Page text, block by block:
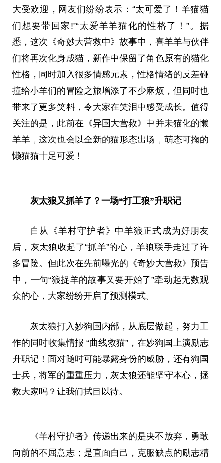
大受欢迎，网友们纷纷表示：“太可爱了！羊猫猫
们想要带回家!”“太爱羊羊猫化的性格了！”。据
悉，这次《奇妙大营救中》故事中，喜羊羊与伙伴
们将再次化身成猫，新作中保留了角色原有的猫化
性格，同时加入很多情感元素，性格情绪的反差碰
撞给小羊们的冒险之旅增添了不少麻烦，但同时也
带来了更多笑料，令大家在笑泪中感受成长。值得
关注的是，此前在《异国大营救》中并未猫化的懒
羊羊，这次也会以全新的猫形态出场，萌态可掬的
懒猫猫十足可爱！
灰太狼又抓羊了？ 一场“打工狼”升职记
自从《羊村守护者》中羊狼正式成为好朋友
后，灰太狼收起了“抓羊”的心，羊狼联手走过了许
多冒险。但此次在先前曝光的《奇妙大营救》预告
中，一句“狼捉羊的故事又要开始了”牵动起无数观
众的心，大家纷纷开启了预测模式。
灰太狼打入妙狗国内部，从底层做起，努力工
作的同时收集情报 “曲线救猫”，在妙狗国上演励志
升职记！面对随时可能暴露身份的威胁，还有狗国
士兵，将军的重重压力，灰太狼还能坚守本心，拯
救大家吗？让我们拭目以待。
《羊村守护者》传递出来的是决不放弃，勇敢
向前的不屈意志；是直面自己，克服缺点的励志精